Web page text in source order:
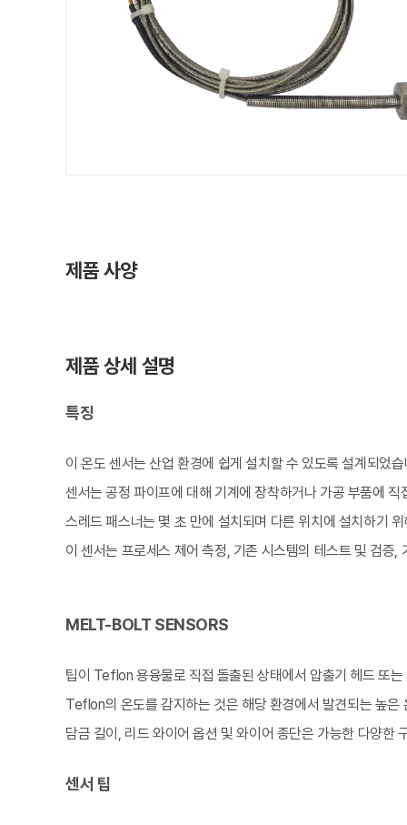
제품 사양
제품 상세 설명
특징
이 온도 센서는 산업 환경에 쉽게 설치할 수 있도록 설계되었
센서는 공정 파이프에 대해 기계에 장착하거나 가공 부품에
스레드 패스너는 몇 초 만에 설치되며 다른 위치에 설치하기
이 센서는 프로세스 제어 측정, 기존 시스템의 테스트 및 검증
MELT-BOLT SENSORS
팁이 Teflon 용융물로 직접 돌출된 상태에서 압출기 헤드 또
Teflon의 온도를 감지하는 것은 해당 환경에서 발견되는 높
담금 길이, 리드 와이어 옵션 및 와이어 종단은 가능한 다양
센서 팁